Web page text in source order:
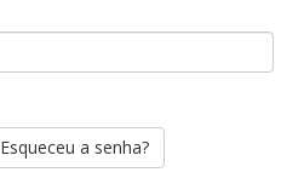
Esqueceu a senha?